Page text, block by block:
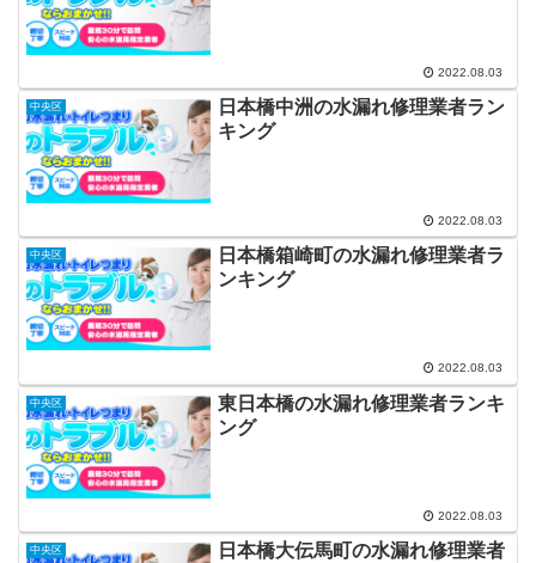
2022.08.03
中央区
日本橋中洲の水漏れ修理業者ラン
キング
2022.08.03
中央区
日本橋箱崎町の水漏れ修理業者ラ
ンキング
2022.08.03
中央区
東日本橋の水漏れ修理業者ランキ
ング
2022.08.03
中央区
日本橋大伝馬町の水漏れ修理業者